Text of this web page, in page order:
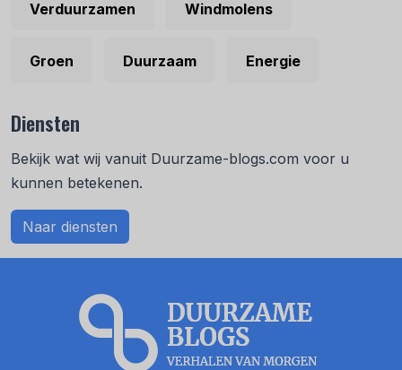
Verduurzamen Windmolens
Groen Duurzaam Energie
Diensten
Bekijk wat wij vanuit Duurzame-blogs.com voor u
kunnen betekenen.
Naar diensten